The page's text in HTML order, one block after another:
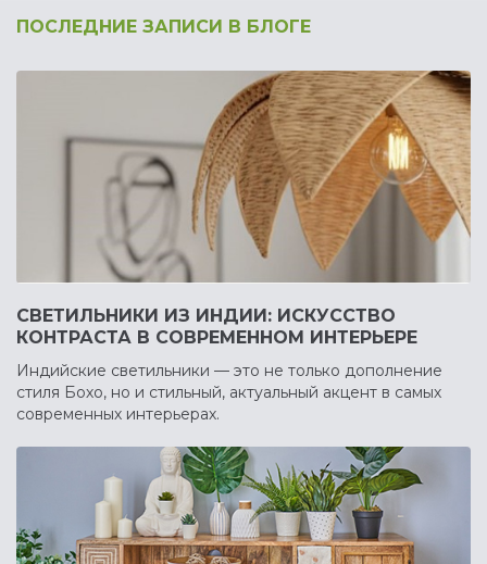
ПОСЛЕДНИЕ ЗАПИСИ В БЛОГЕ
СВЕТИЛЬНИКИ ИЗ ИНДИИ: ИСКУССТВО
КОНТРАСТА В СОВРЕМЕННОМ ИНТЕРЬЕРЕ
Индийские светильники — это не только дополнение
стиля Бохо, но и стильный, актуальный акцент в самых
современных интерьерах.